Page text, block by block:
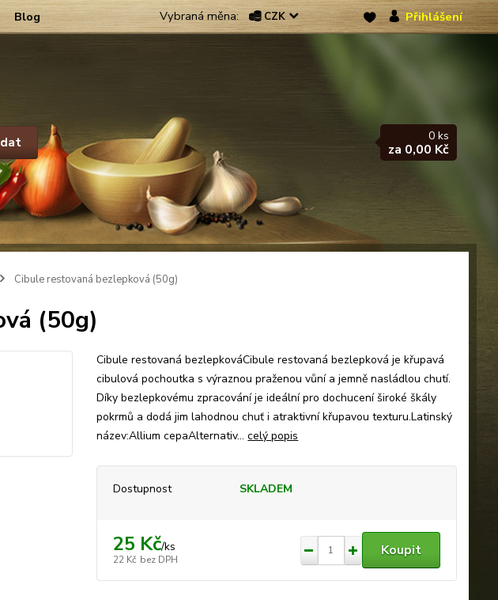
Blog CZK Přihlášení
0 ks
za 0,00 Kč
Cibule restovaná bezlepková (50g)
(50g)
Cibule restovaná bezlepkováCibule restovaná bezlepková je křupavá
cibulová pochoutka s výraznou praženou vůní a jemně nasládlou chutí.
Díky bezlepkovému zpracování je ideální pro dochucení široké škály
pokrmů a dodá jim lahodnou chuť i atraktivní křupavou texturu.Latinský
název:Allium cepaAlternativ...celý popis
Dostupnost SKLADEM
25 Kč/ks
22 Kč bez DPH
Koupit